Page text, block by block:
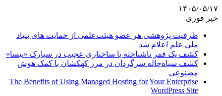
۱۴۰۵/۰۵/۱۷
خبر فوری
ظرفیت پژوهشی هر عضو هیئت‌علمی از حمایت های بنیاد
ملی علم اعلام شد
کشف یک قمر ناشناخته با ساختاری عجیب در سیارک «نیسا»
کشف سیاه‌چاله سرگردان در مرز کهکشان با کمک هوش
مصنوعی
The Benefits of Using Managed Hosting for Your Enterprise
WordPress Site